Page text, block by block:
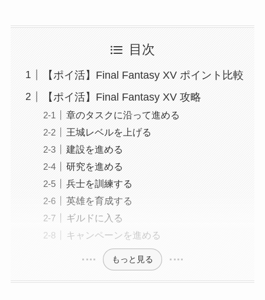
目次
【ポイ活】Final Fantasy XV ポイント比較
【ポイ活】Final Fantasy XV 攻略
章のタスクに沿って進める
王城レベルを上げる
建設を進める
研究を進める
兵士を訓練する
英雄を育成する
ギルドに入る
キャンペーンを進める
もっと見る